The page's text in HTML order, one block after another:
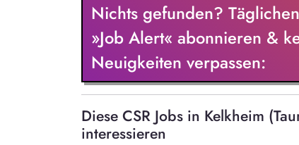
Nichts gefunden? Täglichen
»Job Alert« abonnieren &
Neuigkeiten verpassen:
Diese CSR Jobs in Kelkheim
interessieren